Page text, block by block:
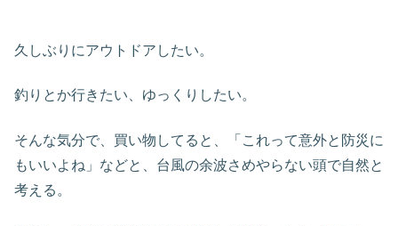
久しぶりにアウトドアしたい。
釣りとか行きたい、ゆっくりしたい。
そんな気分で、買い物してると、「これって意外と防災に
もいいよね」などと、台風の余波さめやらない頭で自然と
考える。